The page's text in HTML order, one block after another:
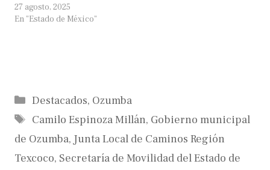
27 agosto, 2025
En "Estado de México"
Categorías
Destacados, Ozumba
Etiquetas
Camilo Espinoza Millán, Gobierno municipal
de Ozumba, Junta Local de Caminos Región
Texcoco, Secretaría de Movilidad del Estado de